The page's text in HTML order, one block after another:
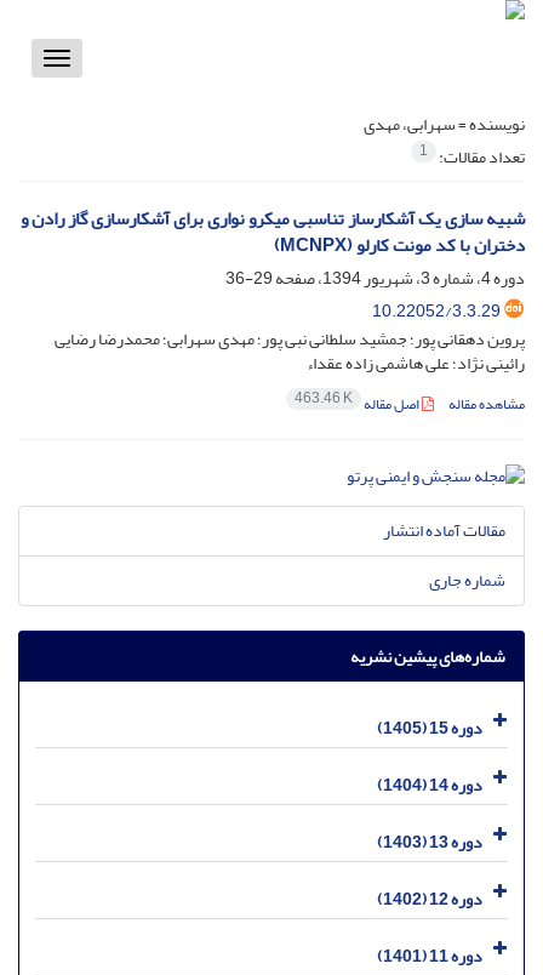
Toggle
نویسنده =سهرابی، مهدی
تعداد مقالات: 1
شبیه سازی یک آشکارساز تناسبی میکرو نواری برای آشکارسازی گاز رادن و
دختران با کد مونت کارلو (MCNPX)
دوره 4، شماره 3، شهریور 1394، صفحه
29-36
10.22052/3.3.29
پروین دهقانی پور؛ جمشید سلطانی نبی پور؛ مهدی سهرابی؛ محمدرضا رضایی
رائینی نژاد؛ علی هاشمی زاده عقداء
مشاهده مقاله اصل مقاله 463.46 K
مقالات آماده انتشار
شماره جاری
شماره‌های پیشین نشریه
دوره 15 (1405)
دوره 14 (1404)
دوره 13 (1403)
دوره 12 (1402)
دوره 11 (1401)